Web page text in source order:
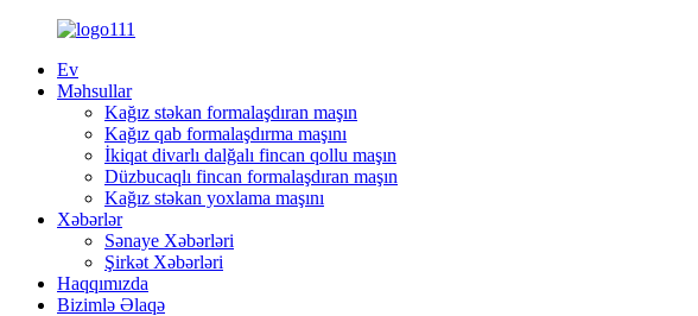
Ev
Məhsullar
Kağız stəkan formalaşdıran maşın
Kağız qab formalaşdırma maşını
İkiqat divarlı dalğalı fincan qollu maşın
Düzbucaqlı fincan formalaşdıran maşın
Kağız stəkan yoxlama maşını
Xəbərlər
Sənaye Xəbərləri
Şirkət Xəbərləri
Haqqımızda
Bizimlə Əlaqə